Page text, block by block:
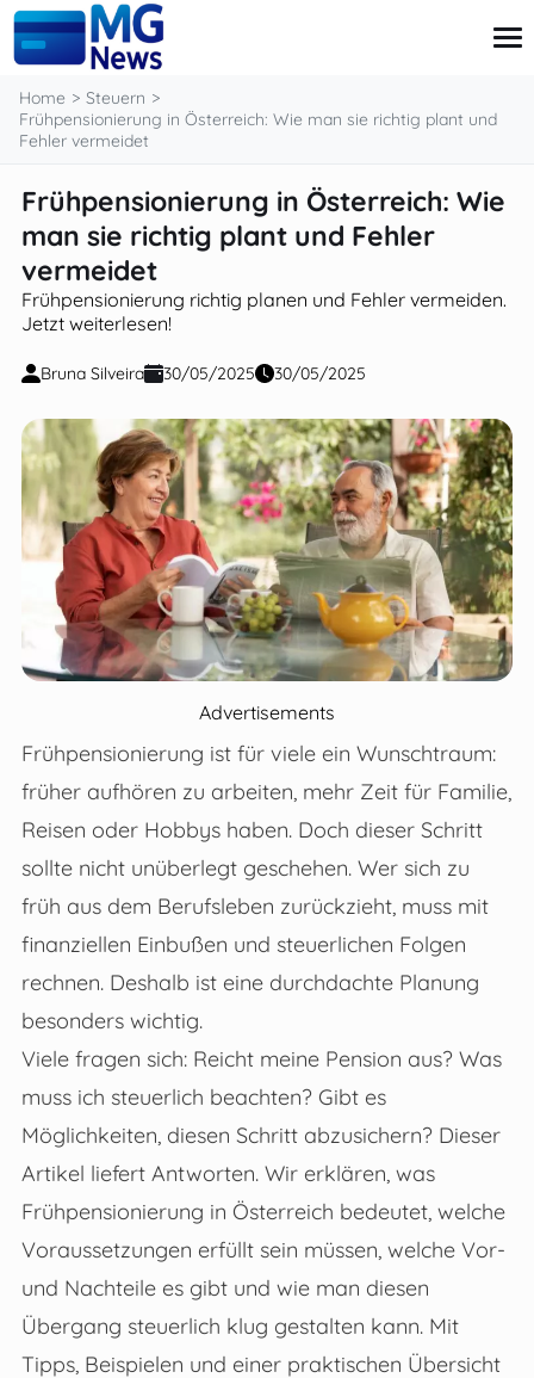
content
Kredite
Investitionen
Private Finanzen
Steuern
Home
Steuern
Frühpensionierung in Österreich: Wie man sie richtig plant und
Fehler vermeidet
Frühpensionierung in Österreich: Wie
man sie richtig plant und Fehler
vermeidet
Frühpensionierung richtig planen und Fehler vermeiden.
Jetzt weiterlesen!
Bruna Silveira 30/05/2025 30/05/2025
Advertisements
Frühpensionierung ist für viele ein Wunschtraum:
früher aufhören zu arbeiten, mehr Zeit für Familie,
Reisen oder Hobbys haben. Doch dieser Schritt
sollte nicht unüberlegt geschehen. Wer sich zu
früh aus dem Berufsleben zurückzieht, muss mit
finanziellen Einbußen und steuerlichen Folgen
rechnen. Deshalb ist eine durchdachte Planung
besonders wichtig.
Viele fragen sich: Reicht meine Pension aus? Was
muss ich steuerlich beachten? Gibt es
Möglichkeiten, diesen Schritt abzusichern? Dieser
Artikel liefert Antworten. Wir erklären, was
Frühpensionierung in Österreich bedeutet, welche
Voraussetzungen erfüllt sein müssen, welche Vor-
und Nachteile es gibt und wie man diesen
Übergang steuerlich klug gestalten kann. Mit
Tipps, Beispielen und einer praktischen Übersicht